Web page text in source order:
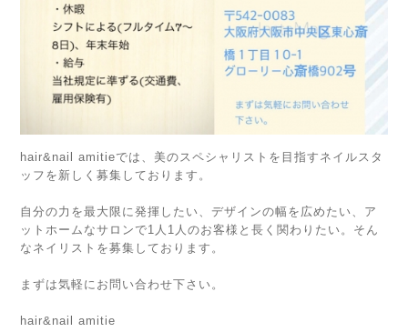
hair&nail amitieでは、美のスペシャリストを目指すネイルスタ
ッフを新しく募集しております。
自分の力を最大限に発揮したい、デザインの幅を広めたい、ア
ットホームなサロンで1人1人のお客様と長く関わりたい。そん
なネイリストを募集しております。
まずは気軽にお問い合わせ下さい。
hair&nail amitie